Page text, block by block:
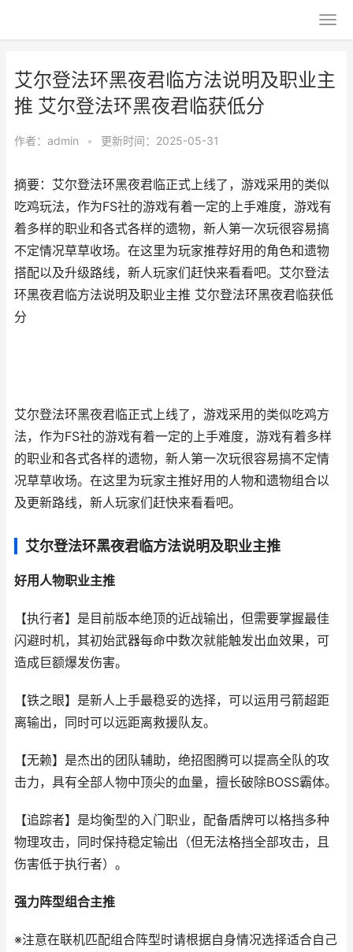
艾尔登法环黑夜君临方法说明及职业主
推 艾尔登法环黑夜君临获低分
作者： admin • 更新时间：2025-05-31
摘要：艾尔登法环黑夜君临正式上线了，游戏采用的类似
吃鸡玩法，作为FS社的游戏有着一定的上手难度，游戏有
着多样的职业和各式各样的遗物，新人第一次玩很容易搞
不定情况草草收场。在这里为玩家推荐好用的角色和遗物
搭配以及升级路线，新人玩家们赶快来看看吧。艾尔登法
环黑夜君临方法说明及职业主推 艾尔登法环黑夜君临获低
分
艾尔登法环黑夜君临正式上线了，游戏采用的类似吃鸡方
法，作为FS社的游戏有着一定的上手难度，游戏有着多样
的职业和各式各样的遗物，新人第一次玩很容易搞不定情
况草草收场。在这里为玩家主推好用的人物和遗物组合以
及更新路线，新人玩家们赶快来看看吧。
艾尔登法环黑夜君临方法说明及职业主推
好用人物职业主推
【执行者】是目前版本绝顶的近战输出，但需要掌握最佳
闪避时机，其初始武器每命中数次就能触发出血效果，可
造成巨额爆发伤害。
【铁之眼】是新人上手最稳妥的选择，可以运用弓箭超距
离输出，同时可以远距离救援队友。
【无赖】是杰出的团队辅助，绝招图腾可以提高全队的攻
击力，具有全部人物中顶尖的血量，擅长破除BOSS霸体。
【追踪者】是均衡型的入门职业，配备盾牌可以格挡多种
物理攻击，同时保持稳定输出（但无法格挡全部攻击，且
伤害低于执行者）。
强力阵型组合主推
※注意在联机匹配组合阵型时请根据自身情况选择适合自己